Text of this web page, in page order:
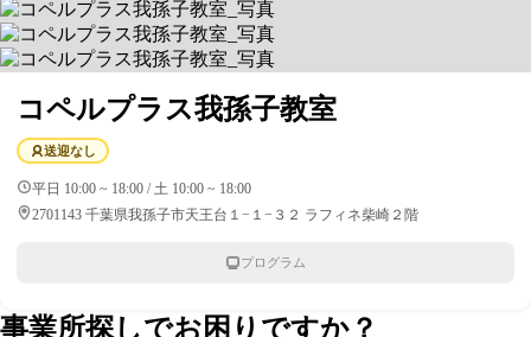
コペルプラス我孫子教室
送迎なし
平日 10:00 ~ 18:00 / 土 10:00 ~ 18:00
2701143 千葉県我孫子市天王台１−１−３２ ラフィネ柴崎２階
プログラム
事業所探しでお困りですか？